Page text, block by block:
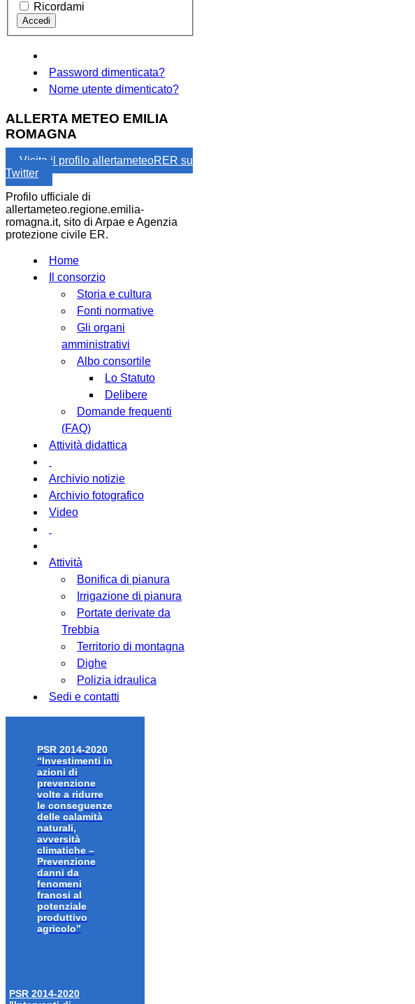
Ricordami
Password dimenticata?
Nome utente dimenticato?
ALLERTA METEO EMILIA
ROMAGNA
Visita il profilo allertameteoRER su
Twitter
Profilo ufficiale di
allertameteo.regione.emilia-
romagna.it, sito di Arpae e Agenzia
protezione civile ER.
Home
Il consorzio
Storia e cultura
Fonti normative
Gli organi
amministrativi
Albo consortile
Lo Statuto
Delibere
Domande frequenti
(FAQ)
Attività didattica
Archivio notizie
Archivio fotografico
Video
Attività
Bonifica di pianura
Irrigazione di pianura
Portate derivate da
Trebbia
Territorio di montagna
Dighe
Polizia idraulica
Sedi e contatti
PSR 2014-2020
“Investimenti in
azioni di
prevenzione
volte a ridurre
le conseguenze
delle calamità
naturali,
avversità
climatiche –
Prevenzione
danni da
fenomeni
franosi al
potenziale
produttivo
agricolo”
PSR 2014-2020